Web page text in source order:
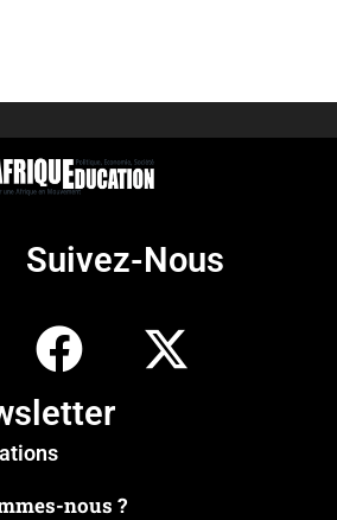
Suivez-Nous
nous ?